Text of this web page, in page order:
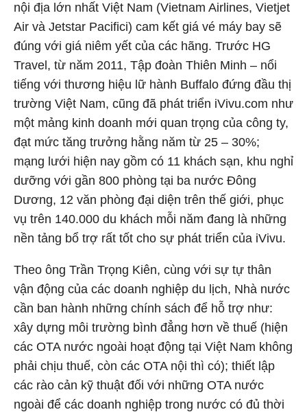
nội địa lớn nhất Việt Nam (Vietnam Airlines, Vietjet
Air và Jetstar Pacifici) cam kết giá vé máy bay sẽ
đúng với giá niêm yết của các hãng. Trước HG
Travel, từ năm 2011, Tập đoàn Thiên Minh – nổi
tiếng với thương hiệu lữ hành Buffalo đứng đầu thị
trường Việt Nam, cũng đã phát triển iVivu.com như
một mảng kinh doanh mới quan trọng của công ty,
đạt mức tăng trưởng hằng năm từ 25 – 30%;
mạng lưới hiện nay gồm có 11 khách sạn, khu nghỉ
dưỡng với gần 800 phòng tại ba nước Đông
Dương, 12 văn phòng đại diện trên thế giới, phục
vụ trên 140.000 du khách mỗi năm đang là những
nền tảng bổ trợ rất tốt cho sự phát triển của iVivu.
Theo ông Trần Trọng Kiên, cùng với sự tự thân
vận động của các doanh nghiệp du lịch, Nhà nước
cần ban hành những chính sách để hỗ trợ như:
xây dựng môi trường bình đẳng hơn về thuế (hiện
các OTA nước ngoài hoạt động tại Việt Nam không
phải chịu thuế, còn các OTA nội thì có); thiết lập
các rào cản kỹ thuật đối với những OTA nước
ngoài để các doanh nghiệp trong nước có đủ thời